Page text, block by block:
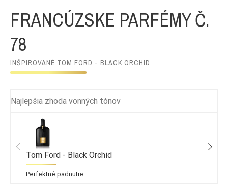
FRANCÚZSKE PARFÉMY Č.
78
INŠPIROVANÉ TOM FORD - BLACK ORCHID
Najlepšia zhoda vonných tónov
Tom Ford - Black Orchid
Perfektné padnutie